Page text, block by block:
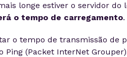
longe estiver o servidor do
o tempo de carregamento.
o tempo de transmissão de
Ping (Packet InterNet